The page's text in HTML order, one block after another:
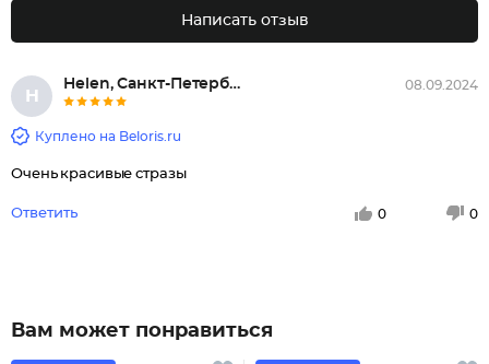
Написать отзыв
H
Helen, Санкт-Петербург 08.09.2024
Куплено на Beloris.ru
Очень красивые стразы
Ответить 0 0
Вам может понравиться